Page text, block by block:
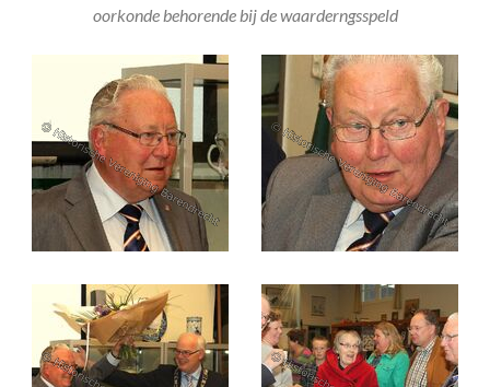
oorkonde behorende bij de waarderngsspeld